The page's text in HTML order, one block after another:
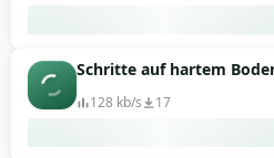
Schritte auf hartem
128 kb/s 17